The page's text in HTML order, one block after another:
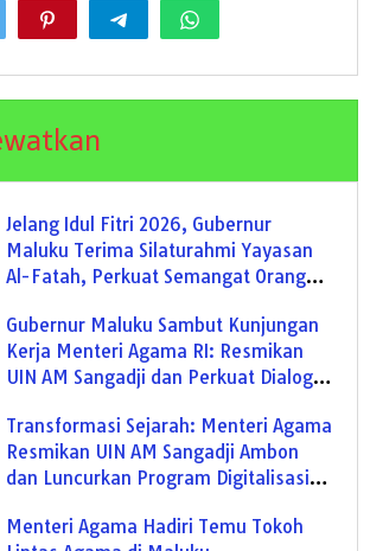
Jelang Idul Fitri 2026, Gubernur
Maluku Terima Silaturahmi Yayasan
Al-Fatah, Perkuat Semangat Orang
Gubernur Maluku Sambut Kunjungan
Kerja Menteri Agama RI: Resmikan
UIN AM Sangadji dan Perkuat Dialog
Transformasi Sejarah: Menteri Agama
Resmikan UIN AM Sangadji Ambon
dan Luncurkan Program Digitalisasi
Menteri Agama Hadiri Temu Tokoh